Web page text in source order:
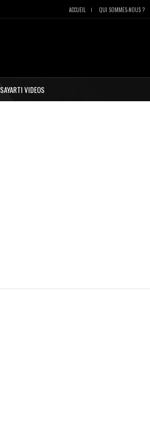
ACCUEIL QUI SOMMES-NOUS ?
SAYARTI VIDEOS